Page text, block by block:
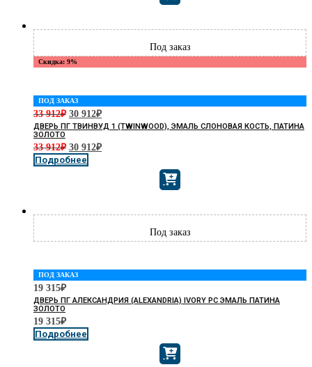
Скидка: 9%
ПОД ЗАКАЗ
33 912₽ 30 912₽
ДВЕРЬ ПГ ТВИНВУД 1 (TWINWOOD), ЭМАЛЬ СЛОНОВАЯ КОСТЬ, ПАТИНА
ЗОЛОТО
33 912₽ 30 912₽
Подробнее
ПОД ЗАКАЗ
19 315₽
ДВЕРЬ ПГ АЛЕКСАНДРИЯ (ALEXANDRIA) IVORY PC ЭМАЛЬ ПАТИНА
ЗОЛОТО
19 315₽
Подробнее